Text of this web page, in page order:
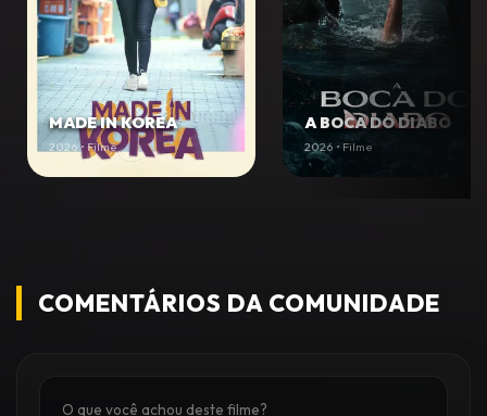
MADE IN KOREA
2026 • Filme
A BOCA DO DIABO
2026 • Filme
COMENTÁRIOS DA COMUNIDADE